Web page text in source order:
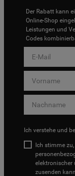
Der Rabatt kann
Online-Shop
Leistungen und
Codes
Ich verstehe und
Ich stimme
elektronischer
zusenden